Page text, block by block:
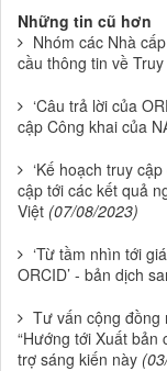
Những tin cũ hơn
Nhóm các Nhà
cầu thông tin về
‘Câu trả lời của
cập Công khai của
‘Kế hoạch truy
cập tới các kết quả
Việt (07/08/2023)
‘Từ tầm nhìn tới
ORCID’ - bản dịch
Tư vấn cộng đồng
“Hướng tới Xuất bản
trợ sáng kiến này